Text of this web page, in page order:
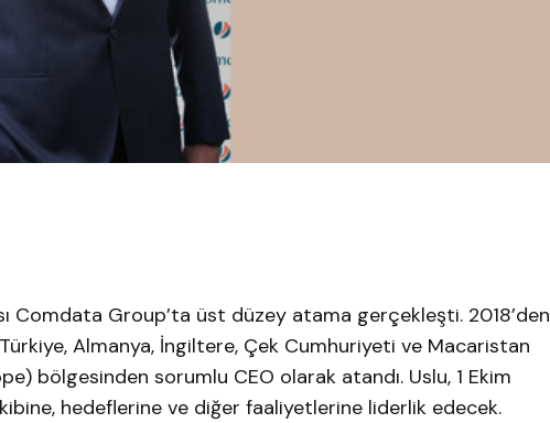
Comdata Group’ta üst düzey atama gerçekleşti. 2018’den
Almanya, İngiltere, Çek Cumhuriyeti ve Macaristan
bölgesinden sorumlu CEO olarak atandı. Uslu, 1 Ekim
hedeflerine ve diğer faaliyetlerine liderlik edecek.